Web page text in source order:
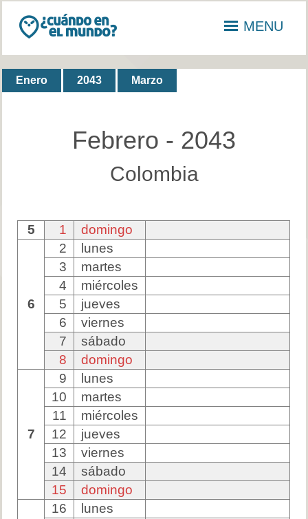
MENU
Enero 2043 Marzo
Febrero - 2043
Colombia
5 1 domingo
6
2
lunes
3
martes
4
miércoles
5
jueves
6
viernes
7
sábado
8
domingo
7
9
lunes
10
martes
11
miércoles
12
jueves
13
viernes
14
sábado
15
domingo
16
lunes